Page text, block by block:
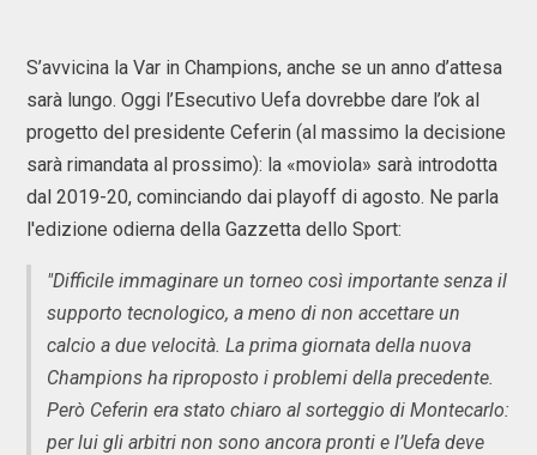
S’avvicina la Var in Champions, anche se un anno d’attesa
sarà lungo. Oggi l’Esecutivo Uefa dovrebbe dare l’ok al
progetto del presidente Ceferin (al massimo la decisione
sarà rimandata al prossimo): la «moviola» sarà introdotta
dal 2019-20, cominciando dai playoff di agosto. Ne parla
l'edizione odierna della Gazzetta dello Sport:
"Difficile immaginare un torneo così importante senza il
supporto tecnologico, a meno di non accettare un
calcio a due velocità. La prima giornata della nuova
Champions ha riproposto i problemi della precedente.
Però Ceferin era stato chiaro al sorteggio di Montecarlo:
per lui gli arbitri non sono ancora pronti e l’Uefa deve